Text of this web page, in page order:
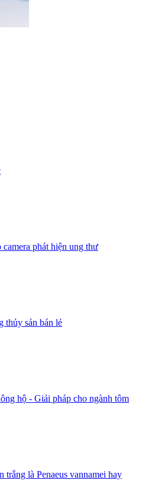
phát hiện ung thư
thủy sản bán lẻ
hộ - Giải pháp cho ngành tôm
trắng là Penaeus vannamei hay